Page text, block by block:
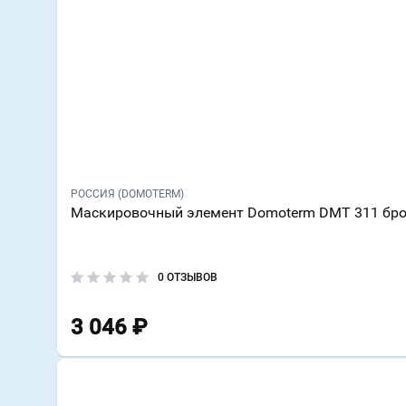
РОССИЯ (DOMOTERM)
Маскировочный элемент Domoterm DMT 311
0 ОТЗЫВОВ
3 046 ₽